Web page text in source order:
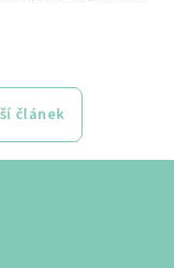
článek